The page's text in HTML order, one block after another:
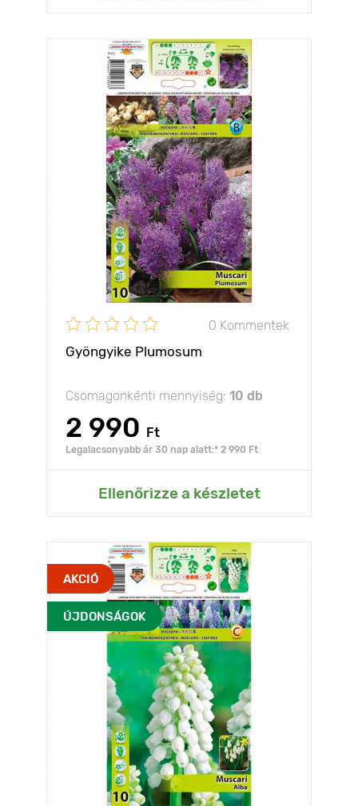
0 Kommentek
Gyöngyike Plumosum
Csomagonkénti mennyiség: 10 db
2 990 Ft
Legalacsonyabb ár 30 nap alatt:* 2 990 Ft
Ellenőrizze a készletet
AKCIÓ
ÚJDONSÁGOK